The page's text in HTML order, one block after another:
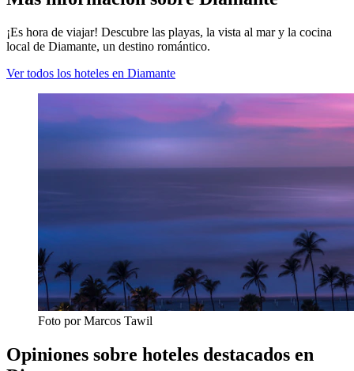
¡Es hora de viajar! Descubre las playas, la vista al mar y la cocina
local de Diamante, un destino romántico.
Ver todos los hoteles en Diamante
Foto por Marcos Tawil
Opiniones sobre hoteles destacados en